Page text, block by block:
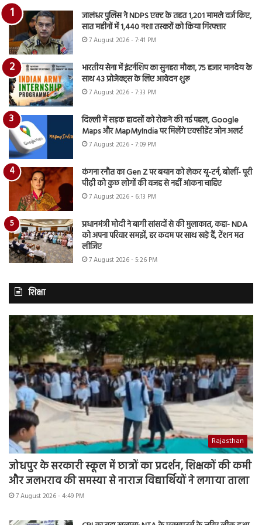
जालंधर पुलिस ने NDPS एक्ट के तहत 1,201 मामले दर्ज किए,
सात महीनों में 1,440 नशा तस्करों को किया गिरफ्तार
7 August 2026 - 7:41 PM
भारतीय सेना में इंटर्नशिप का सुनहरा मौका, 75 हजार मानदेय के
साथ 43 प्रोजेक्ट्स के लिए आवेदन शुरू
7 August 2026 - 7:33 PM
दिल्ली में सड़क हादसों को रोकने की नई पहल, Google
Maps और MapMyIndia पर मिलेंगे एक्सीडेंट जोन अलर्ट
7 August 2026 - 7:09 PM
कंगना रनौत का Gen Z पर बयान को लेकर यू-टर्न, बोलीं- पूरी
पीढ़ी को कुछ लोगों की वजह से नहीं आंकना चाहिए
7 August 2026 - 6:13 PM
प्रधानमंत्री मोदी ने बागी सांसदों से की मुलाकात, कहा- NDA
को अपना परिवार समझें, हर कदम पर साथ खड़े हैं, टेंशन मत
लीजिए
7 August 2026 - 5:26 PM
शिक्षा
Rajasthan
जोधपुर के सरकारी स्कूल में छात्रों का प्रदर्शन, शिक्षकों की कमी
और जलभराव की समस्या से नाराज विद्यार्थियों ने लगाया ताला
7 August 2026 - 4:49 PM